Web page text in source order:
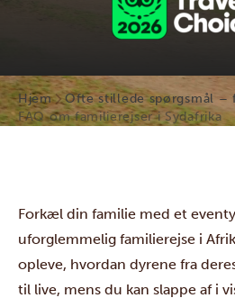
Hjem
Ofte stillede spørgsmål –
FAQ om familierejser i Sydafrika
Forkæl din familie med et
uforglemmelig familierejse i
opleve, hvordan dyrene fra
til live, mens du kan slappe af i